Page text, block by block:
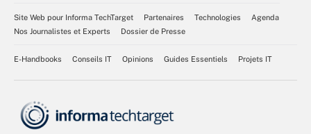
Site Web pour Informa TechTarget Partenaires Technologies
Agenda
Nos Journalistes et Experts
Dossier de Presse
E-Handbooks Conseils IT Opinions Guides Essentiels Projets IT